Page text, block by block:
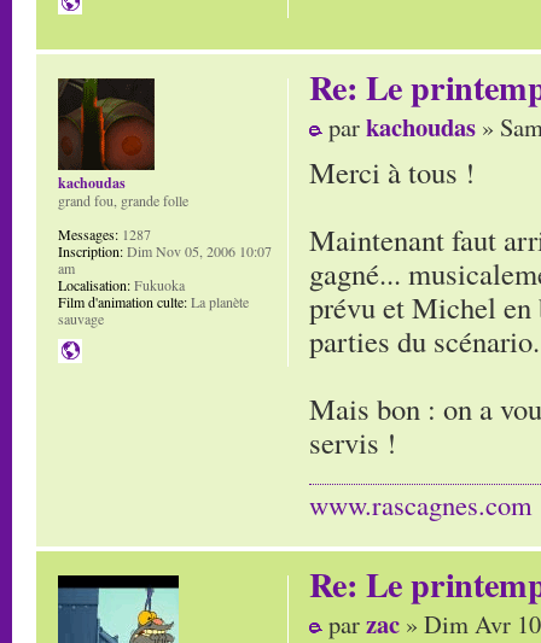
Re: Le
parkachoudas »
Merci à tous !
Maintenant faut
gagné...
prévu et Michel en
parties du scénario.
Mais bon : on a
servis !
www.rascagnes.com
kachoudas
grand fou, grande folle
Messages: 1287
Inscription:Dim Nov 05, 2006 10:07
am
Localisation:Fukuoka
Film d'animation culte:La planète
sauvage
Re: Le
parzac » Dim Avr